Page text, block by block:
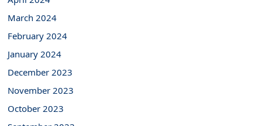
March 2024
February 2024
January 2024
December 2023
November 2023
October 2023